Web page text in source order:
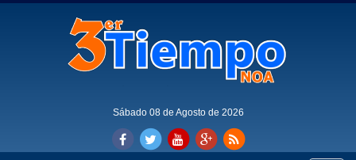
Sábado 08 de Agosto de 2026